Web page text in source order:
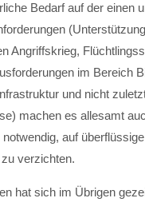
Bedarf auf der einen
Angriffskrieg,
im Bereich
und nicht
machen es allesamt
auf
verzichten.
hat sich im Übrigen